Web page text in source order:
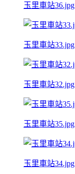
玉里車站36.jpg
玉里車站33.jpg
玉里車站32.jpg
玉里車站35.jpg
玉里車站34.jpg